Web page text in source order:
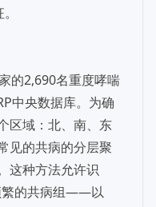
的2,690名重度哮喘
中央数据库。为确
区域：北、南、东
见的共病的分层聚
这种方法允许识
繁的共病组——以